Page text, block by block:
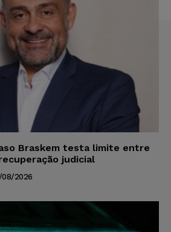
Braskem testa limite entre
judicial
2026